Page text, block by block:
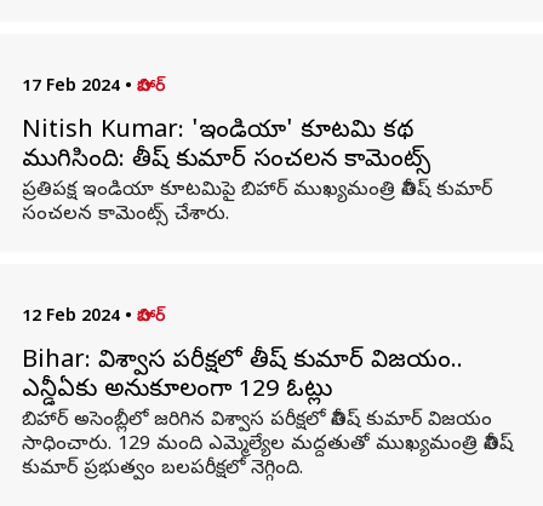
17 Feb 2024 • బిహార్
Nitish Kumar: 'ఇండియా' కూటమి కథ
ముగిసింది: నితీష్ కుమార్‌ సంచలన కామెంట్స్
ప్రతిపక్ష ఇండియా కూటమిపై బిహార్‌ ముఖ్యమంత్రి నితీష్ కుమార్‌
సంచలన కామెంట్స్ చేశారు.
12 Feb 2024 • బిహార్
Bihar: విశ్వాస పరీక్షలో నితీష్ కుమార్ విజయం..
ఎన్డీఏకు అనుకూలంగా 129 ఓట్లు
బిహార్‌ అసెంబ్లీలో జరిగిన విశ్వాస పరీక్షలో నితీష్ కుమార్ విజయం
సాధించారు. 129 మంది ఎమ్మెల్యేల మద్దతుతో ముఖ్యమంత్రి నితీష్
కుమార్ ప్రభుత్వం బలపరీక్షలో నెగ్గింది.